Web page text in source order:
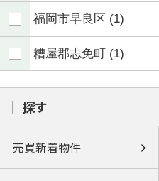
福岡市早良区 (1)
糟屋郡志免町 (1)
探す
売買新着物件